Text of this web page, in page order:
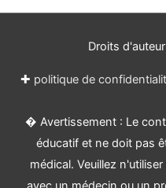
Droits
✚ politique de
� Avertissement : Le
éducatif et ne doit pas
médical. Veuillez